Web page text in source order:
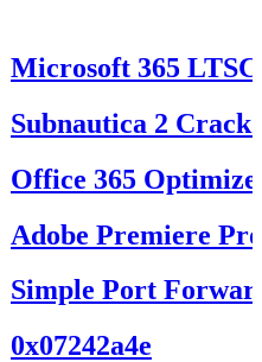
Microsoft 365 LTSC
Subnautica 2 Crack
Office 365
Adobe Premiere Pro
Simple Port
0x07242a4e